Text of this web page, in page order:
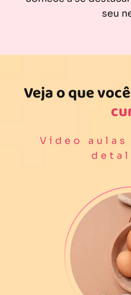
seu
Veja o que
Vídeo